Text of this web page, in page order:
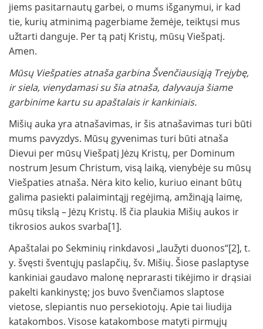
jiems pasitarnautų garbei, o mums išganymui, ir kad
tie, kurių atminimą pagerbiame žemėje, teiktųsi mus
užtarti danguje. Per tą patį Kristų, mūsų Viešpatį.
Amen.
Mūsų Viešpaties atnaša garbina Švenčiausiąją Trejybę,
ir siela, vienydamasi su šia atnaša, dalyvauja šiame
garbinime kartu su apaštalais ir kankiniais.
Mišių auka yra atnašavimas, ir šis atnašavimas turi būti
mums pavyzdys. Mūsų gyvenimas turi būti atnaša
Dievui per mūsų Viešpatį Jėzų Kristų, per Dominum
nostrum Jesum Christum, visą laiką, vienybėje su mūsų
Viešpaties atnaša. Nėra kito kelio, kuriuo einant būtų
galima pasiekti palaimintąjį regėjimą, amžinąją laimę,
mūsų tikslą – Jėzų Kristų. Iš čia plaukia Mišių aukos ir
tikrosios aukos svarba[1].
Apaštalai po Sekminių rinkdavosi „laužyti duonos“[2], t.
y. švęsti šventųjų paslapčių, šv. Mišių. Šiose paslaptyse
kankiniai gaudavo malonę neprarasti tikėjimo ir drąsiai
pakelti kankinystę; jos buvo švenčiamos slaptose
vietose, slepiantis nuo persekiotojų. Apie tai liudija
katakombos. Visose katakombose matyti pirmųjų